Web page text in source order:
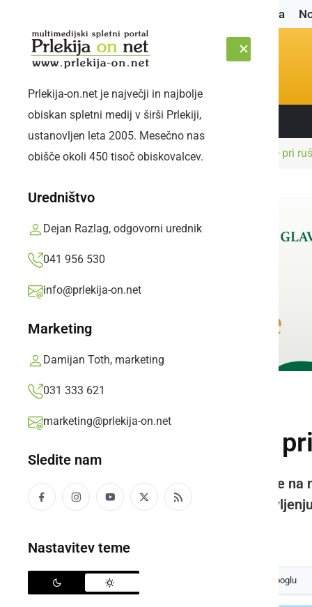
Naslovnica
PETEK, 7. AVGUST 2026 Sledite nam:
Prlekija-on.net je največji in najbolje
obiskan spletni medij v širši Prlekiji,
ustanovljen leta 2005. Mesečno nas
obišče okoli 450 tisoč obiskovalcev.
Uredništvo
Dejan Razlag, odgovorni urednik
041 956 530
info@prlekija-on.net
Marketing
Damijan Toth, marketing
031 333 621
marketing@prlekija-on.net
Sledite nam
Nastavitev teme
Naslovnica Črna kronikaV Radencih se je pri
V Radencih se je
Med odstranjevanjem ostrešja je na
bolnišnico, kjer je ostal na
Izberite kot svoj prednostni vir na Googlu